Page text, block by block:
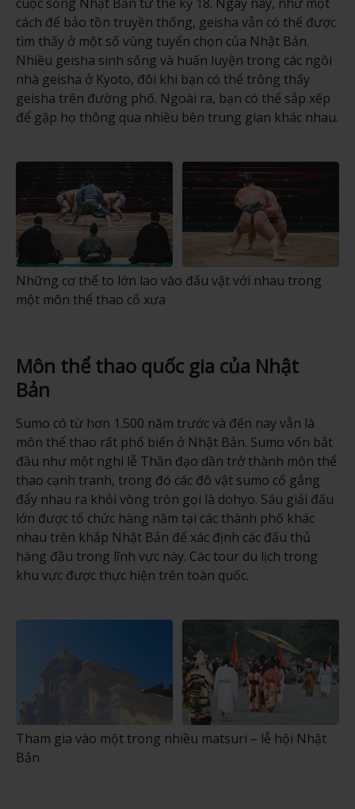
cách để bảo tồn truyền thống, geisha vẫn có thể được
tìm thấy ở một số vùng tuyển chọn của Nhật Bản.
Nhiều geisha sinh sống và huấn luyện trong các ngôi
nhà geisha ở Kyoto, đôi khi bạn có thể trông thấy
geisha trên đường phố. Ngoài ra, bạn có thể sắp xếp
để gặp họ thông qua nhiều bên trung gian khác nhau.
Những cơ thể to lớn lao vào đấu vật với nhau trong
một môn thể thao cổ xưa
Môn thể thao quốc gia của Nhật
Bản
Sumo có từ hơn 1.500 năm trước và đến nay vẫn là
môn thể thao rất phổ biến ở Nhật Bản. Sumo vốn bắt
đầu như một nghi lễ Thần đạo dần trở thành môn thể
thao cạnh tranh, trong đó các đô vật sumo cố gắng
đẩy nhau ra khỏi vòng tròn gọi là dohyo. Sáu giải đấu
lớn được tổ chức hàng năm tại các thành phố khác
nhau trên khắp Nhật Bản để xác định các đấu thủ
hàng đầu trong lĩnh vực này. Các tour du lịch trong
khu vực được thực hiện trên toàn quốc.
Tham gia vào một trong nhiều matsuri – lễ hội Nhật
Bản